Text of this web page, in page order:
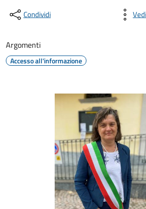
Condividi
Argomenti
Accesso all'informazione